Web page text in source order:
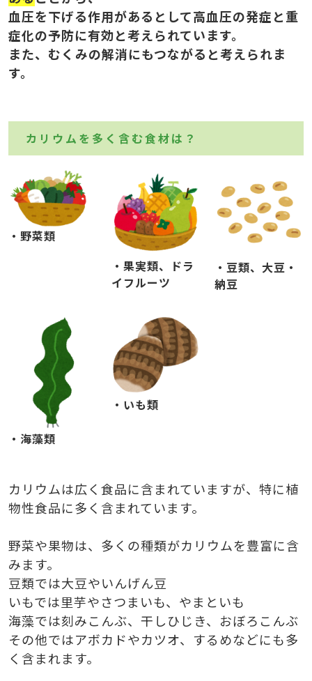
血圧を下げる作用があるとして高血圧の発症と重
症化の予防に有効と考えられています。
また、むくみの解消にもつながると考えられま
す。
カリウムを多く含む食材は？
・野菜類
・果実類、ドラ
イフルーツ
・豆類、大豆・
納豆
・海藻類
・いも類
カリウムは広く食品に含まれていますが、特に植
物性食品に多く含まれています。
野菜や果物は、多くの種類がカリウムを豊富に含
みます。
豆類では大豆やいんげん豆
いもでは里芋やさつまいも、やまといも
海藻では刻みこんぶ、干しひじき、おぼろこんぶ
その他ではアボカドやカツオ、するめなどにも多
く含まれます。